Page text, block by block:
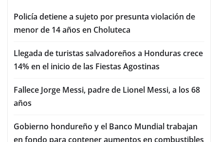
Policía detiene a sujeto por presunta violación de
menor de 14 años en Choluteca
Llegada de turistas salvadoreños a Honduras crece
14% en el inicio de las Fiestas Agostinas
Fallece Jorge Messi, padre de Lionel Messi, a los 68
años
Gobierno hondureño y el Banco Mundial trabajan
en fondo para contener aumentos en combustibles